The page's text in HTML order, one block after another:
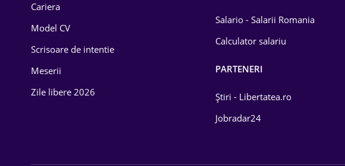
Energetică
Farma
Cariera
Model CV
Scrisoare de intentie
Meserii
Zile libere 2026
Salario - Salarii Romania
Calculator salariu
PARTENERI
Știri - Libertatea.ro
Jobradar24